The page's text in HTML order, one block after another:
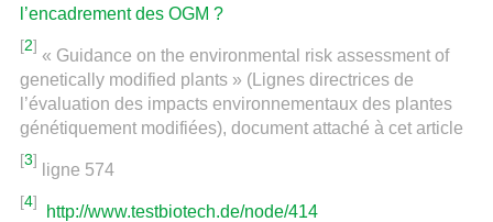
l’encadrement des OGM ?
[2]
« Guidance on the environmental risk assessment of
genetically modified plants » (Lignes directrices de
l’évaluation des impacts environnementaux des plantes
génétiquement modifiées), document attaché à cet article
[3]
ligne 574
[4]
http://www.testbiotech.de/node/414